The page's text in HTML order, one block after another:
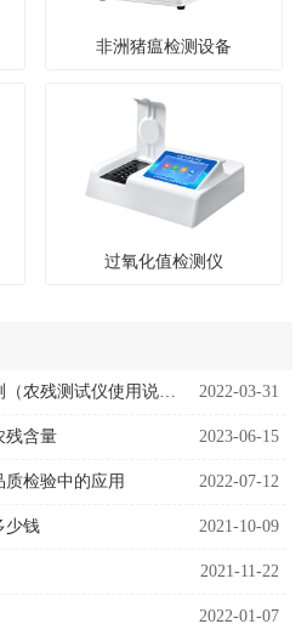
非洲猪瘟检测设备
过氧化值检测仪
农残测试仪加强农药残留检测（农残测试仪使用说明） 2022-03-31
残含量 2023-06-15
检验中的应用 2022-07-12
少钱 2021-10-09
2021-11-22
2022-01-07